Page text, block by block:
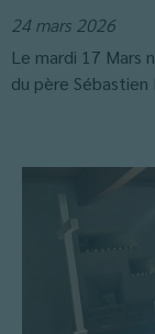
24 mars 2026
Le mardi 17 Mars
du père